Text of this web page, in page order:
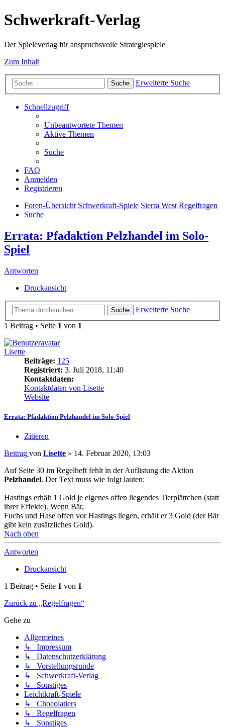
Schwerkraft-Verlag
Der Spieleverlag für anspruchsvolle Strategiespiele
Zum Inhalt
Suche Erweiterte Suche
Schnellzugriff
Unbeantwortete Themen
Aktive Themen
Suche
FAQ
Anmelden
Registrieren
Foren-Übersicht Schwerkraft-Spiele Sierra West Regelfragen
Suche
Errata: Pfadaktion Pelzhandel im Solo-
Spiel
Antworten
Druckansicht
Suche
Erweiterte Suche
1 Beitrag • Seite 1 von 1
Lisette
Beiträge: 125
Registriert: 3. Juli 2018, 11:40
Kontaktdaten:
Kontaktdaten von Lisette
Website
Errata: Pfadaktion Pelzhandel im Solo-Spiel
Zitieren
Beitrag von Lisette » 14. Februar 2020, 13:03
Auf Seite 30 im Regelheft fehlt in der Auflistung die Aktion
Pelzhandel. Der Text muss wie folgt lauten:
Hastings erhält 1 Gold je eigenes offen liegendes Tierplättchen (statt
ihrer Effekte). Wenn Bär,
Fuchs und Hase offen vor Hastings liegen, erhält er 3 Gold (der Bär
gibt kein zusätzliches Gold).
Nach oben
Antworten
Druckansicht
1 Beitrag • Seite 1 von 1
Zurück zu „Regelfragen“
Gehe zu
Allgemeines
↳ Impressum
↳ Datenschutzerklärung
↳ Vorstellungsrunde
↳ Schwerkraft-Verlag
↳ Sonstiges
Leichtkraft-Spiele
↳ Chocolatiers
↳ Regelfragen
↳ Sonstiges